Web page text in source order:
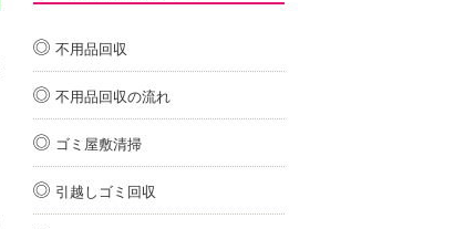
不用品回収
不用品回収の流れ
ゴミ屋敷清掃
引越しゴミ回収